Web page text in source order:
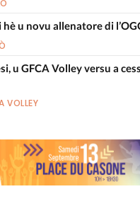
u novu allenatore di
u GFCA Volley versu a
VOLLEY